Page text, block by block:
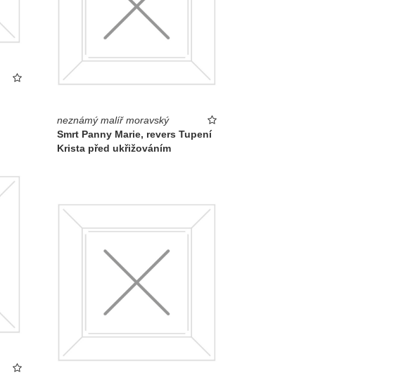
neznámý malíř moravský
Smrt Panny Marie, revers Tupení
Krista před ukřižováním